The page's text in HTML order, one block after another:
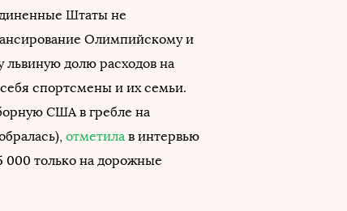
Штаты не
Олимпийскому и
долю расходов на
спортсмены и их семьи.
США в гребле на
отметила в интервью
000 только на дорожные